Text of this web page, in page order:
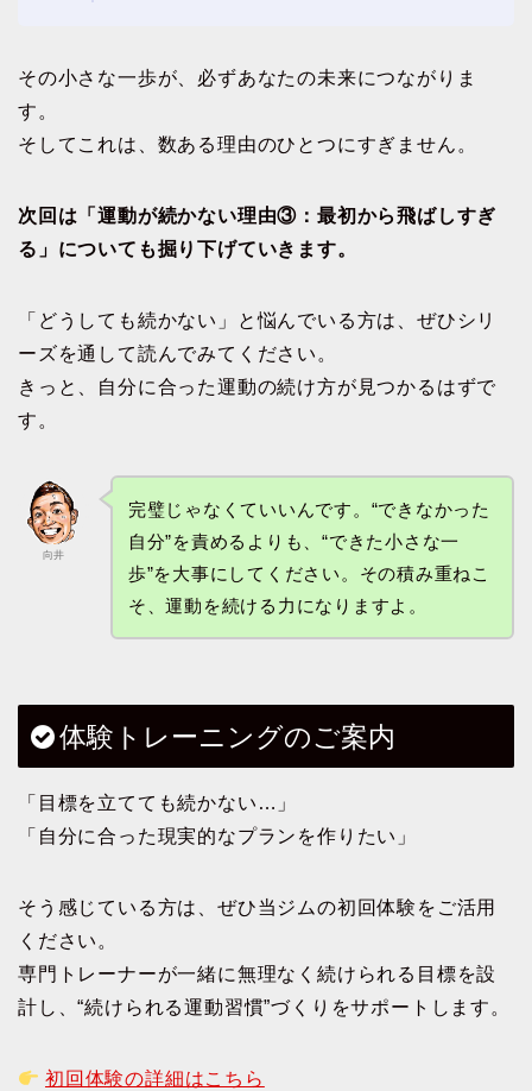
その小さな一歩が、必ずあなたの未来につながりま
す。
そしてこれは、数ある理由のひとつにすぎません。
次回は「運動が続かない理由③：最初から飛ばしすぎ
る」についても掘り下げていきます。
「どうしても続かない」と悩んでいる方は、ぜひシリ
ーズを通して読んでみてください。
きっと、自分に合った運動の続け方が見つかるはずで
す。
向井
完璧じゃなくていいんです。“できなかった
自分”を責めるよりも、“できた小さな一
歩”を大事にしてください。その積み重ねこ
そ、運動を続ける力になりますよ。
体験トレーニングのご案内
「目標を立てても続かない…」
「自分に合った現実的なプランを作りたい」
そう感じている方は、ぜひ当ジムの初回体験をご活用
ください。
専門トレーナーが一緒に無理なく続けられる目標を設
計し、“続けられる運動習慣”づくりをサポートします。
初回体験の詳細はこちら